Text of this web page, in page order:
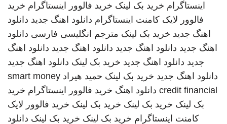
اینستاگرام خرید بک لینک خرید فالوور اینستاگرام خرید
فالوور لایک کامنت اینستاگرام دانلود اهنگ جدید دانلود
اهنگ جدید خرید بک لینک مترجم انگلیسی فارسی دانلود
اهنگ جدید دانلود اهنگ جدید دانلود اهنگ جدید دانلود اهنگ
جدید دانلود اهنگ جدید خرید بک لینک دانلود اهنگ جدید
دانلود اهنگ جدید خرید بک لینک حمید هیراد smart money
credit financial دانلود اهنگ خرید فالوور اینستاگرام خرید
بک لینک خرید بک لینک خرید بک لینک خرید فالوور لایک
کامنت اینستاگرام خرید بک لینک خرید بک لینک دانلود